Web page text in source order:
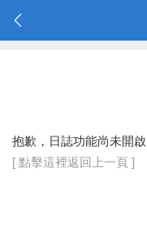
抱歉，日誌功能尚未開啟
[ 點擊這裡返回上一頁 ]